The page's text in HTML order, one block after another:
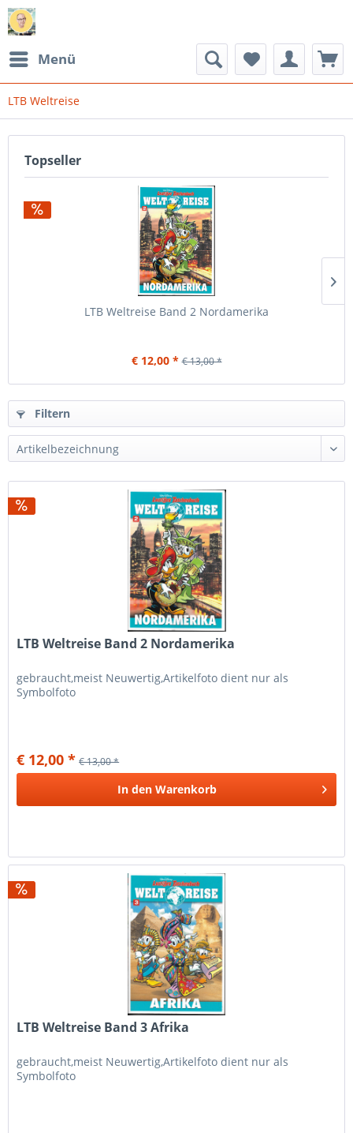
Menü
LTB Weltreise
Topseller
LTB Weltreise Band 2 Nordamerika
€ 12,00 * € 13,00 *
Filtern
LTB Weltreise Band 2 Nordamerika
gebraucht,meist Neuwertig,Artikelfoto dient nur als
Symbolfoto
€ 12,00 * € 13,00 *
In den Warenkorb
LTB Weltreise Band 3 Afrika
gebraucht,meist Neuwertig,Artikelfoto dient nur als
Symbolfoto